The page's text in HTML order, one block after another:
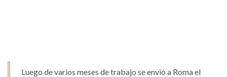
Luego de varios meses de trabajo se envió a Roma el